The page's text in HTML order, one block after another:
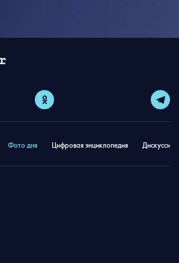
Фото дня Цифровая энциклопедия